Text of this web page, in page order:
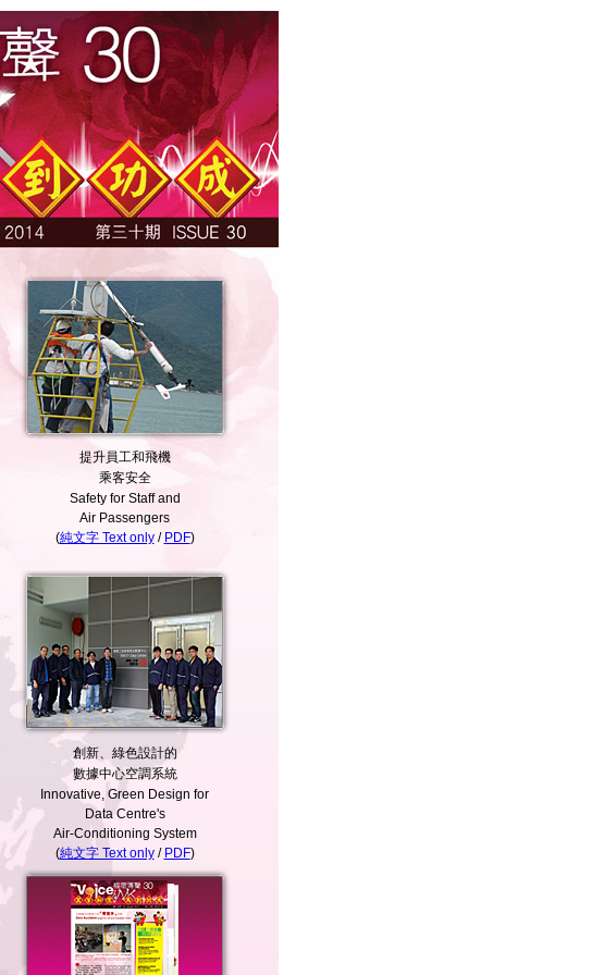
提升員工和飛機
乘客安全
Safety for Staff and
Air Passengers
(純文字 Text only/ PDF)
創新、綠色設計的
數據中心空調系統
Innovative, Green Design for
Data Centre's
Air-Conditioning System
(純文字 Text only/ PDF)